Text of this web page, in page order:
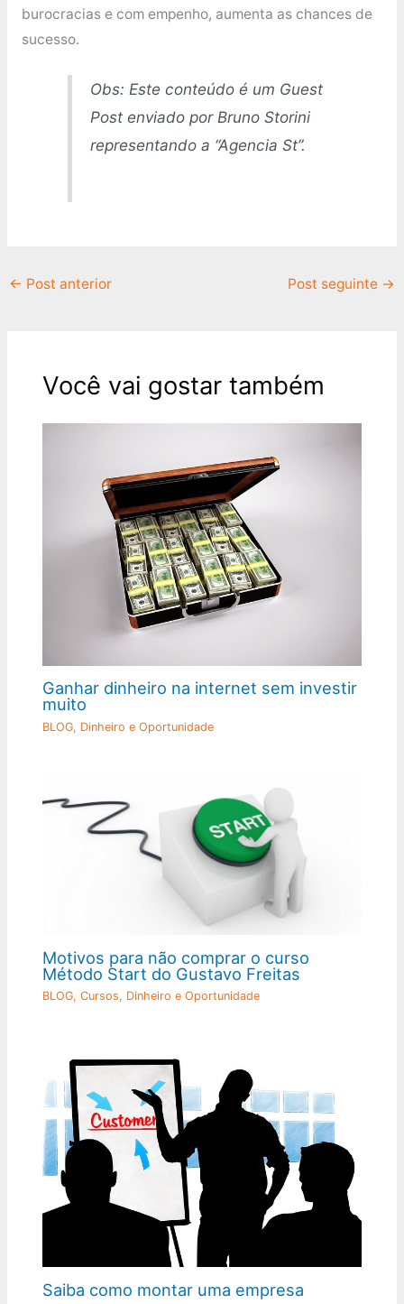
burocracias e com empenho, aumenta as chances de
sucesso.
Obs: Este conteúdo é um Guest
Post enviado por Bruno Storini
representando a “Agencia St”.
← Post anterior Post seguinte →
Você vai gostar também
Ganhar dinheiro na internet sem investir
muito
BLOG, Dinheiro e Oportunidade
Motivos para não comprar o curso
Método Start do Gustavo Freitas
BLOG,Cursos, Dinheiro e Oportunidade
Saiba como montar uma empresa